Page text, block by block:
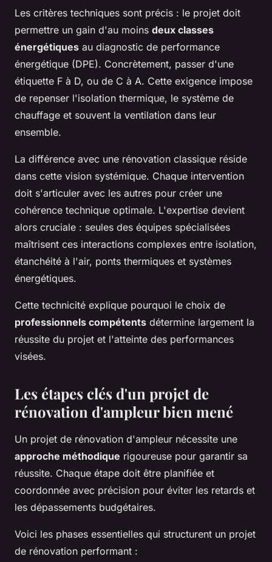
Les critères techniques sont précis : le projet doit
permettre un gain d'au moins deux classes
énergétiques au diagnostic de performance
énergétique (DPE). Concrètement, passer d'une
étiquette F à D, ou de C à A. Cette exigence impose
de repenser l'isolation thermique, le système de
chauffage et souvent la ventilation dans leur
ensemble.
La différence avec une rénovation classique réside
dans cette vision systémique. Chaque intervention
doit s'articuler avec les autres pour créer une
cohérence technique optimale. L'expertise devient
alors cruciale : seules des équipes spécialisées
maîtrisent ces interactions complexes entre isolation,
étanchéité à l'air, ponts thermiques et systèmes
énergétiques.
Cette technicité explique pourquoi le choix de
professionnels compétents détermine largement la
réussite du projet et l'atteinte des performances
visées.
Les étapes clés d'un projet de
rénovation d'ampleur bien mené
Un projet de rénovation d'ampleur nécessite une
approche méthodique rigoureuse pour garantir sa
réussite. Chaque étape doit être planifiée et
coordonnée avec précision pour éviter les retards et
les dépassements budgétaires.
Voici les phases essentielles qui structurent un projet
de rénovation performant :